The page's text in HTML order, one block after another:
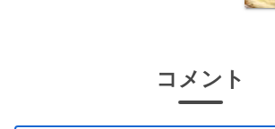
コメント